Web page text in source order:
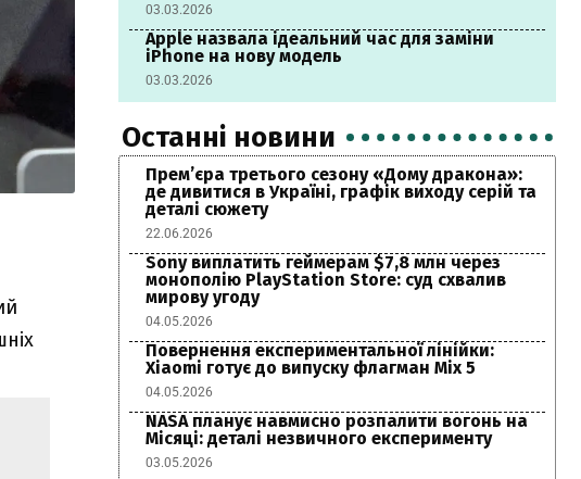
03.03.2026
Apple назвала ідеальний час для заміни
iPhone на нову модель
03.03.2026
Останні новини
Прем’єра третього сезону «Дому дракона»:
де дивитися в Україні, графік виходу серій та
деталі сюжету
22.06.2026
Sony виплатить геймерам $7,8 млн через
монополію PlayStation Store: суд схвалив
мирову угоду
04.05.2026
Повернення експериментальної лінійки:
Xiaomi готує до випуску флагман Mix 5
04.05.2026
NASA планує навмисно розпалити вогонь на
Місяці: деталі незвичного експерименту
03.05.2026